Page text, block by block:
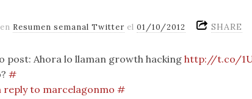
Resumen semanal Twitter el 01/10/2012 SHARE
post: Ahora lo llaman growth hacking http://t.co/
#
reply to marcelagonmo #